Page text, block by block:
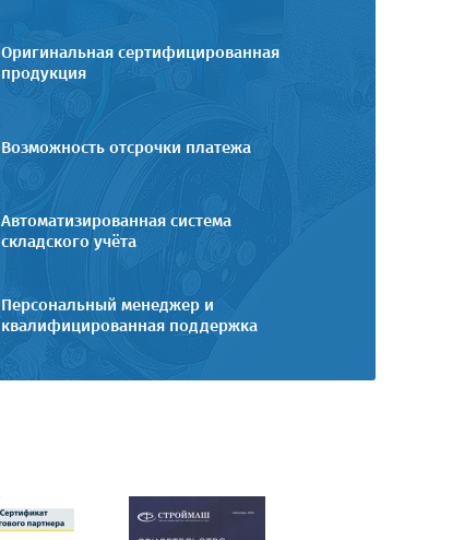
Оригинальная сертифицированная
продукция
Возможность отсрочки платежа
Автоматизированная система
складского учёта
Персональный менеджер и
квалифицированная поддержка